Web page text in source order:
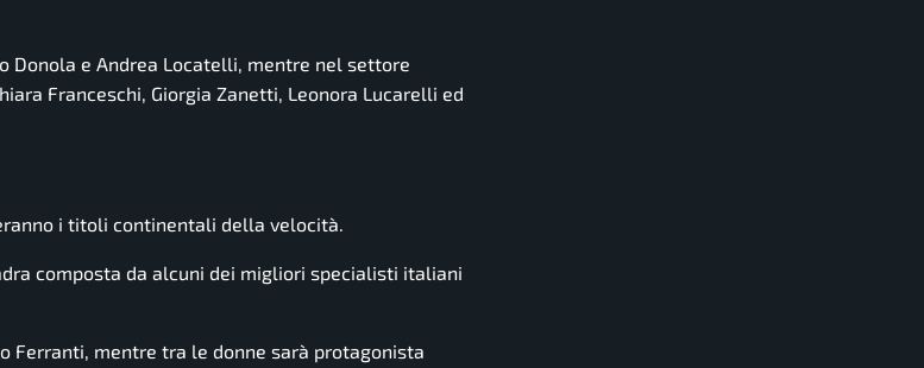
Donola e Andrea Locatelli, mentre nel settore
Franceschi, Giorgia Zanetti, Leonora Lucarelli ed
i titoli continentali della velocità.
composta da alcuni dei migliori specialisti italiani
Ferranti, mentre tra le donne sarà protagonista